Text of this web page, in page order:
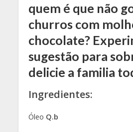
quem é que não
churros com
chocolate?
sugestão para
delicie a familia
Ingredientes:
Óleo Q.b